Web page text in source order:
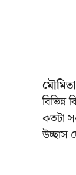
কতটা
উচ্ছাস